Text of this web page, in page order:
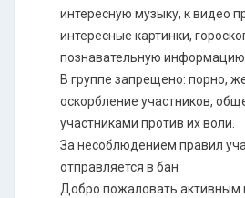
интересную музыку, к видео
интересные картинки,
познавательную информацию.
В группе запрещено: порно,
оскорбление участников,
участниками против их воли.
За несоблюдением правил
отправляется в бан
Добро пожаловать активным